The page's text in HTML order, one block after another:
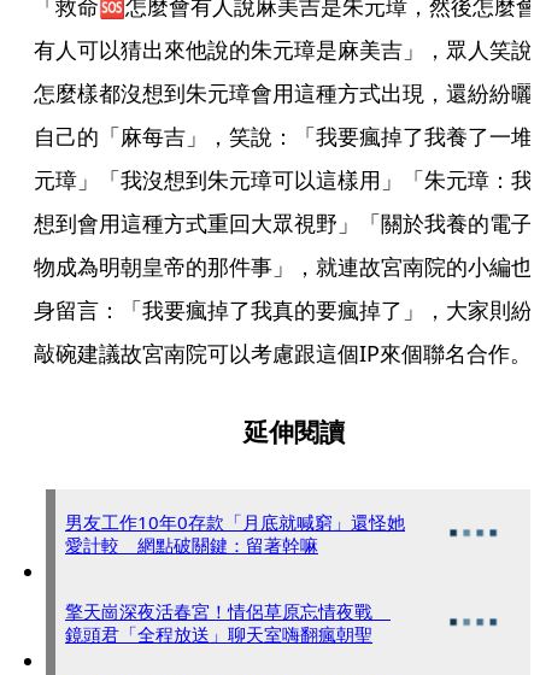
「救命🆘怎麼會有人說麻美吉是朱元璋，然後怎麼會
有人可以猜出來他說的朱元璋是麻美吉」，眾人笑說
怎麼樣都沒想到朱元璋會用這種方式出現，還紛紛曬
自己的「麻每吉」，笑說：「我要瘋掉了我養了一堆
元璋」「我沒想到朱元璋可以這樣用」「朱元璋：我
想到會用這種方式重回大眾視野」「關於我養的電子
物成為明朝皇帝的那件事」，就連故宮南院的小編也
身留言：「我要瘋掉了我真的要瘋掉了」，大家則紛
敲碗建議故宮南院可以考慮跟這個IP來個聯名合作。
延伸閱讀
男友工作10年0存款「月底就喊窮」還怪她
愛計較 網點破關鍵：留著幹嘛
擎天崗深夜活春宮！情侶草原忘情夜戰
鏡頭君「全程放送」聊天室嗨翻瘋朝聖